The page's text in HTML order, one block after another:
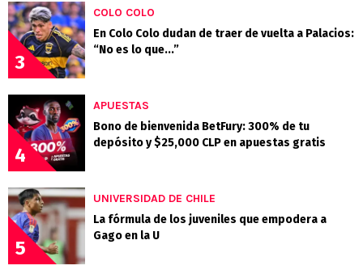
3
COLO COLO
En Colo Colo dudan de traer de vuelta a Palacios:
“No es lo que...”
4
APUESTAS
Bono de bienvenida BetFury: 300% de tu
depósito y $25,000 CLP en apuestas gratis
5
UNIVERSIDAD DE CHILE
La fórmula de los juveniles que empodera a
Gago en la U